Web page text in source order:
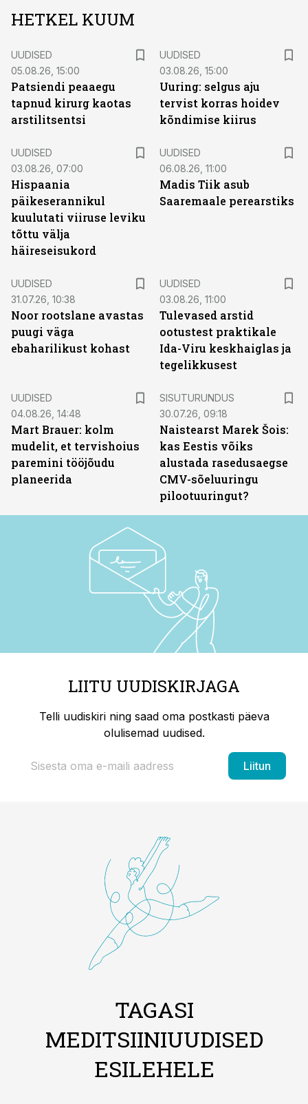
HETKEL KUUM
UUDISED
05.08.26, 15:00
Patsiendi peaaegu
tapnud kirurg kaotas
arstilitsentsi
UUDISED
03.08.26, 15:00
Uuring: selgus aju
tervist korras hoidev
kõndimise kiirus
UUDISED
03.08.26, 07:00
Hispaania
päikeserannikul
kuulutati viiruse leviku
tõttu välja
häireseisukord
UUDISED
06.08.26, 11:00
Madis Tiik asub
Saaremaale perearstiks
UUDISED
31.07.26, 10:38
Noor rootslane avastas
puugi väga
ebaharilikust kohast
UUDISED
03.08.26, 11:00
Tulevased arstid
ootustest praktikale
Ida-Viru keskhaiglas ja
tegelikkusest
UUDISED
04.08.26, 14:48
Mart Brauer: kolm
mudelit, et tervishoius
paremini tööjõudu
planeerida
SISUTURUNDUS
30.07.26, 09:18
Naistearst Marek Šois:
kas Eestis võiks
alustada rasedusaegse
CMV-sõeluuringu
pilootuuringut?
LIITU UUDISKIRJAGA
Telli uudiskiri ning saad oma postkasti päeva
olulisemad uudised.
Liitun
TAGASI
MEDITSIINIUUDISED
ESILEHELE